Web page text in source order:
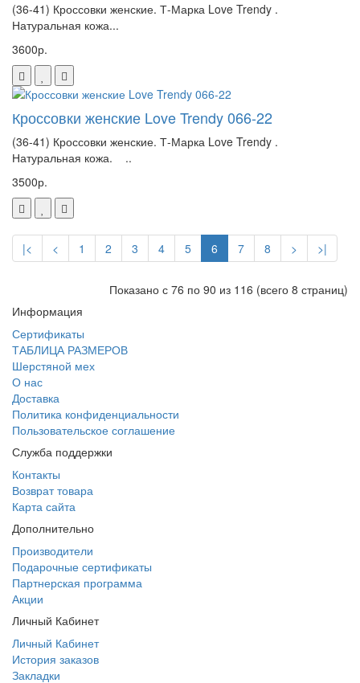
(36-41) Кроссовки женские. Т-Марка Love Trendy .
Натуральная кожа...
3600р.
Кроссовки женские Love Trendy 066-22
(36-41) Кроссовки женские. Т-Марка Love Trendy .
Натуральная кожа. ..
3500р.
|< < 1 2 3 4 5 6 7 8 > >|
Показано с 76 по 90 из 116 (всего 8 страниц)
Информация
Сертификаты
ТАБЛИЦА РАЗМЕРОВ
Шерстяной мех
О нас
Доставка
Политика конфиденциальности
Пользовательское соглашение
Служба поддержки
Контакты
Возврат товара
Карта сайта
Дополнительно
Производители
Подарочные сертификаты
Партнерская программа
Акции
Личный Кабинет
Личный Кабинет
История заказов
Закладки